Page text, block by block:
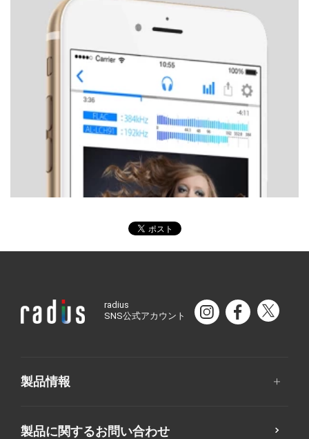
radius
SNS公式アカウント
製品情報
製品に関するお問い合わせ